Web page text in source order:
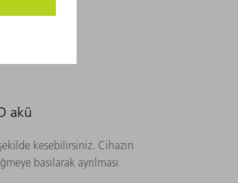
akü
kesebilirsiniz. Cihazın
basılarak ayrılması